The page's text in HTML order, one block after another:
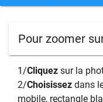
Pour zoomer
1/Cliquez sur la
2/Choisissez dans
mobile, rectangle